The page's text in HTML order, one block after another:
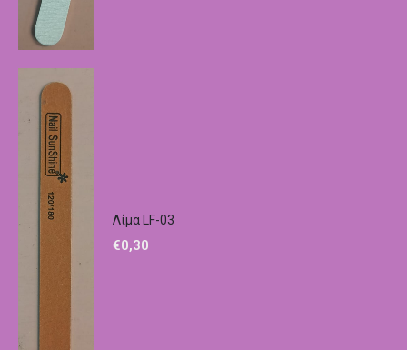
Λίμα LF-03
€0,30